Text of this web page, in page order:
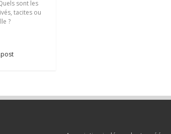
sont les
tacites ou
?